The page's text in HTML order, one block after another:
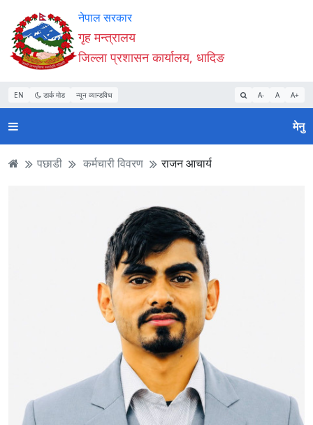
Accessibility
Mode
सुरु
गर्नुहोस्
सामाग्री
पढ्नुहाेस्
नेभिगेसन
पढ्नुहाेस्
वेबसाइट
खोजमा
जानुहोस्
नेपाल सरकार
गृह मन्त्रालय
जिल्ला प्रशासन कार्यालय, धादिङ
EN डार्क मोड न्यून व्यान्डविथ A- A A+
मेनु
पछाडी कर्मचारी विवरण राजन आचार्य